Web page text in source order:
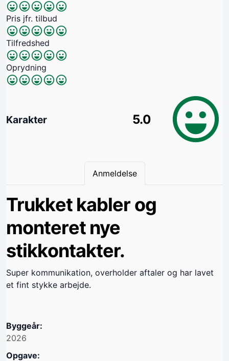
Pris jfr. tilbud
Tilfredshed
Oprydning
Karakter 5.0
Anmeldelse
Trukket kabler og
monteret nye
stikkontakter.
Super kommunikation, overholder aftaler og har lavet
et fint stykke arbejde.
Byggeår:
2026
Opgave: